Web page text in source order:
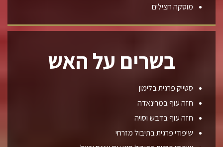
מוסקה חצילים
בשרים על האש
סטייק פרגית בלימון
חזה עוף במרינאדה
חזה עוף בדבש וסויה
שיפודי פרגית בתיבול מזרחי